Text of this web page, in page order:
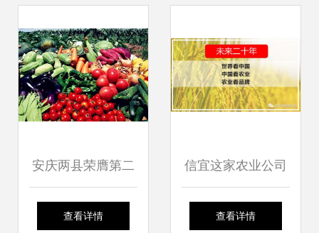
农产品创新发展新
高地
安庆两县荣膺第二
批安徽省农产品质
查看详情
信宜这家农业公司
拿到4个商标证 农
查看详情